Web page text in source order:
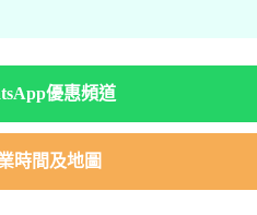
優惠頻道
時間及地圖